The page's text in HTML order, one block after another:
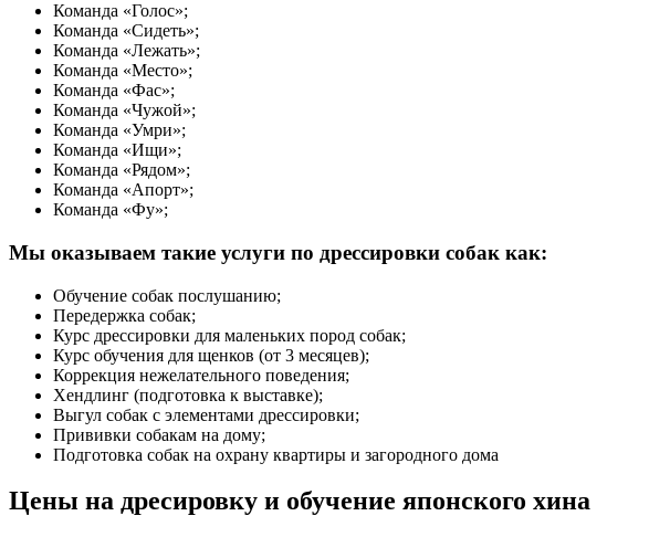
Команда «Голос»;
Команда «Сидеть»;
Команда «Лежать»;
Команда «Место»;
Команда «Фас»;
Команда «Чужой»;
Команда «Умри»;
Команда «Ищи»;
Команда «Рядом»;
Команда «Апорт»;
Команда «Фу»;
Мы оказываем такие услуги по дрессировки собак как:
Обучение собак послушанию;
Передержка собак;
Курс дрессировки для маленьких пород собак;
Курс обучения для щенков (от 3 месяцев);
Коррекция нежелательного поведения;
Хендлинг (подготовка к выставке);
Выгул собак с элементами дрессировки;
Прививки собакам на дому;
Подготовка собак на охрану квартиры и загородного дома
Цены на дресировку и обучение японского хина